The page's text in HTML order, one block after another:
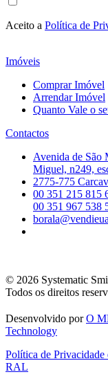
Aceito a Política de
Imóveis
Comprar Imóvel
Arrendar Imóvel
Quanto Vale o
Contactos
Avenida de São
Miguel, n249,
2775-775
00 351 215 815
00 351 967 538
© 2026 Systematic
Todos os direitos
Desenvolvido porO
Technology
Política de Privacidade
RAL